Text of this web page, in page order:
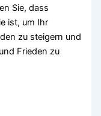
Sie, dass
ist, um Ihr
zu steigern und
Frieden zu